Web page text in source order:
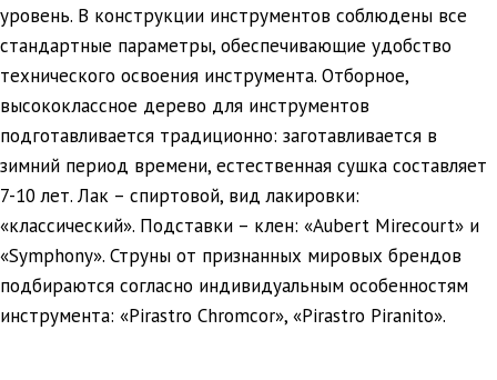
уровень. В конструкции инструментов соблюдены все
стандартные параметры, обеспечивающие удобство
технического освоения инструмента. Отборное,
высококлассное дерево для инструментов
подготавливается традиционно: заготавливается в
зимний период времени, естественная сушка составляет
7-10 лет. Лак – спиртовой, вид лакировки:
«классический». Подставки – клен: «Aubert Mirecourt» и
«Symphony». Струны от признанных мировых брендов
подбираются согласно индивидуальным особенностям
инструмента: «Pirastro Chromcor», «Pirastro Piranito».